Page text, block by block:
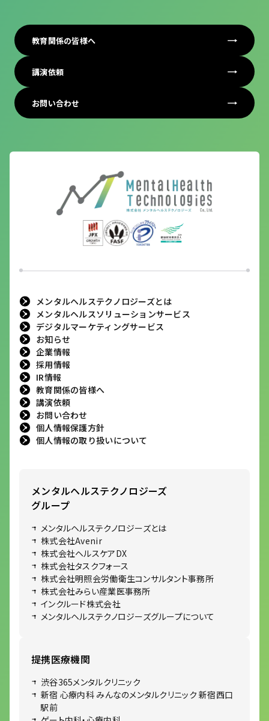
教育関係の皆様へ
講演依頼
お問い合わせ
メンタルヘルステクノロジーズとは
メンタルヘルスソリューションサービス
デジタルマーケティングサービス
お知らせ
企業情報
採用情報
IR情報
教育関係の皆様へ
講演依頼
お問い合わせ
個人情報保護方針
個人情報の取り扱いについて
メンタルヘルステクノロジーズ
グループ
メンタルヘルステクノロジーズとは
株式会社Avenir
株式会社ヘルスケアDX
株式会社タスクフォース
株式会社明照会労働衛生コンサルタント事務所
株式会社みらい産業医事務所
インクルード株式会社
メンタルヘルステクノロジーズグループについて
提携医療機関
渋谷365メンタルクリニック
新宿 心療内科 みんなのメンタルクリニック 新宿西口
駅前